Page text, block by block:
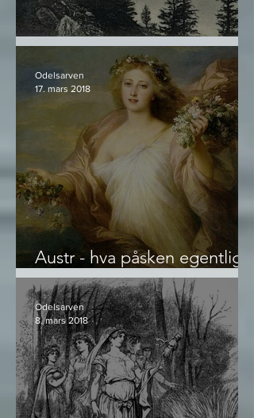
Norrøn Livskunst - utdrag #2
Austr - hva påsken egentlig
er
Odelsarven
17. mars 2018
Odelsarven
8. mars 2018